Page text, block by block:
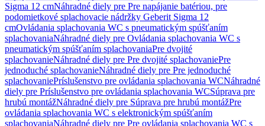
Sigma 12 cmNáhradné diely pre Pre napájanie batériou, pre
podomietkové splachovacie nádržky Geberit Sigma 12
cmOvládania splachovania WC s pneumatickým spúšťaním
splachovaniaNáhradné diely pre Ovládania splachovania WC s
pneumatickým spúšťaním splachovaniaPre dvojité
splachovanieNáhradné diely pre Pre dvojité splachovaniePre
jednoduché splachovanieNáhradné diely pre Pre jednoduché
splachovaniePríslušenstvo pre ovládania splachovania WCNáhradné
diely pre Príslušenstvo pre ovládania splachovania WCSúprava pre
hrubú montážNáhradné diely pre Súprava pre hrubú montážPre
ovládania splachovania WC s elektronickým spúšťaním
splachovaniaNáhradné diely pre Pre ovládania splachovania WC s